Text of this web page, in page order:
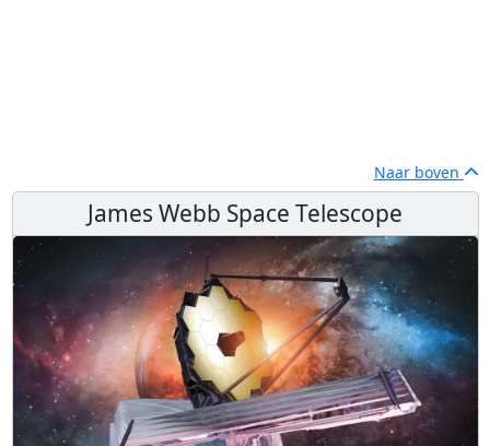
Naar boven
James Webb Space Telescope